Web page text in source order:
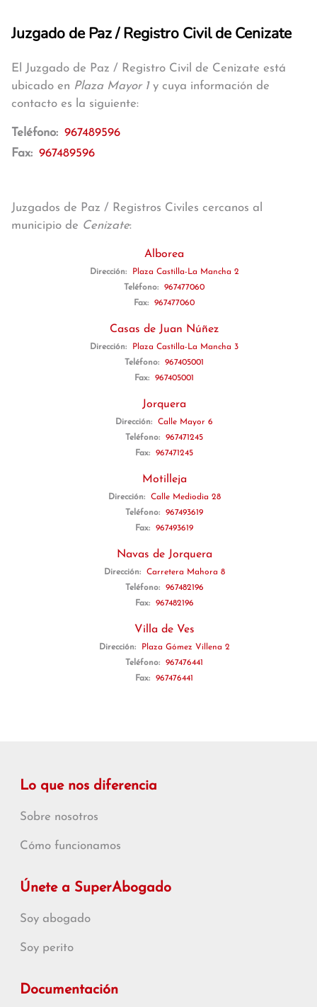
Juzgado de Paz / Registro Civil de Cenizate
El Juzgado de Paz / Registro Civil de Cenizate está
ubicado en Plaza Mayor 1y cuya información de
contacto es la siguiente:
Teléfono: 967489596
Fax: 967489596
Juzgados de Paz / Registros Civiles cercanos al
municipio de Cenizate:
Alborea
Dirección:
Plaza Castilla-La Mancha 2
Teléfono:
967477060
Fax:
967477060
Casas de Juan Núñez
Dirección:
Plaza Castilla-La Mancha 3
Teléfono:
967405001
Fax:
967405001
Jorquera
Dirección:
Calle Mayor 6
Teléfono:
967471245
Fax:
967471245
Motilleja
Dirección:
Calle Mediodia 28
Teléfono:
967493619
Fax:
967493619
Navas de Jorquera
Dirección:
Carretera Mahora 8
Teléfono:
967482196
Fax:
967482196
Villa de Ves
Dirección:
Plaza Gómez Villena 2
Teléfono:
967476441
Fax:
967476441
Lo que nos diferencia
Sobre nosotros
Cómo funcionamos
Únete a SuperAbogado
Soy abogado
Soy perito
Documentación